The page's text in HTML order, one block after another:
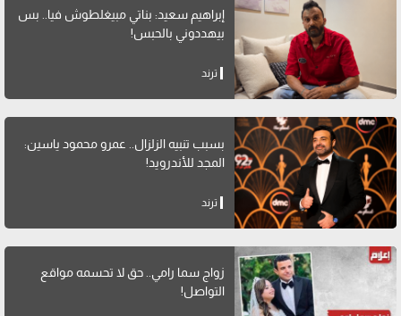
إبراهيم سعيد: بناتي مبيغلطوش فيا.. بس
بيهددوني بالحبس!
ترند
بسبب تنبيه الزلزال.. عمرو محمود ياسين:
المجد للأندرويد!
ترند
زواج سما رامي.. حق لا تحسمه مواقع
التواصل!